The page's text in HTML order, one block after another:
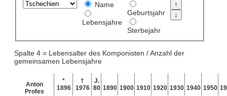
Name
Lebensjahre
Geburtsjahr
Sterbejahr
Spalte 4 = Lebensalter des Komponisten / Anzahl der
gemeinsamen Lebensjahre
Anton
Profes
*
1896
†
1976
J.
80 1890 1900 1910 1920 1930 1940 1950